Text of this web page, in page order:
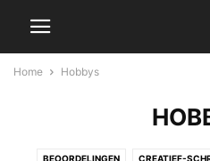
Home Hobbys
BEOORDELINGEN CREATIEF-